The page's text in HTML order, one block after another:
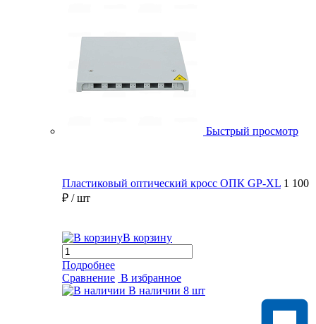
Быстрый просмотр
Пластиковый оптический кросс ОПК GP-XL 1 100
₽ / шт
В корзину
Подробнее
Сравнение В избранное
В наличии 8 шт